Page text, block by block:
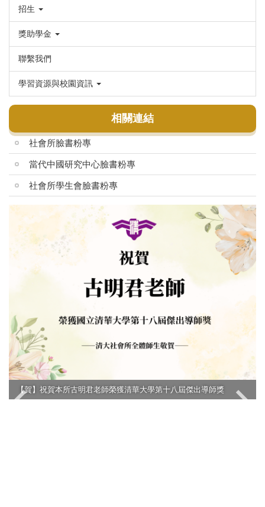
招生
獎助學金
聯繫我們
學習資源與校園資訊
相關連結
社會所臉書粉專
當代中國研究中心臉書粉專
社會所學生會臉書粉專
【賀】祝賀本所古明君老師榮獲清華大學第十八屆傑出導師獎